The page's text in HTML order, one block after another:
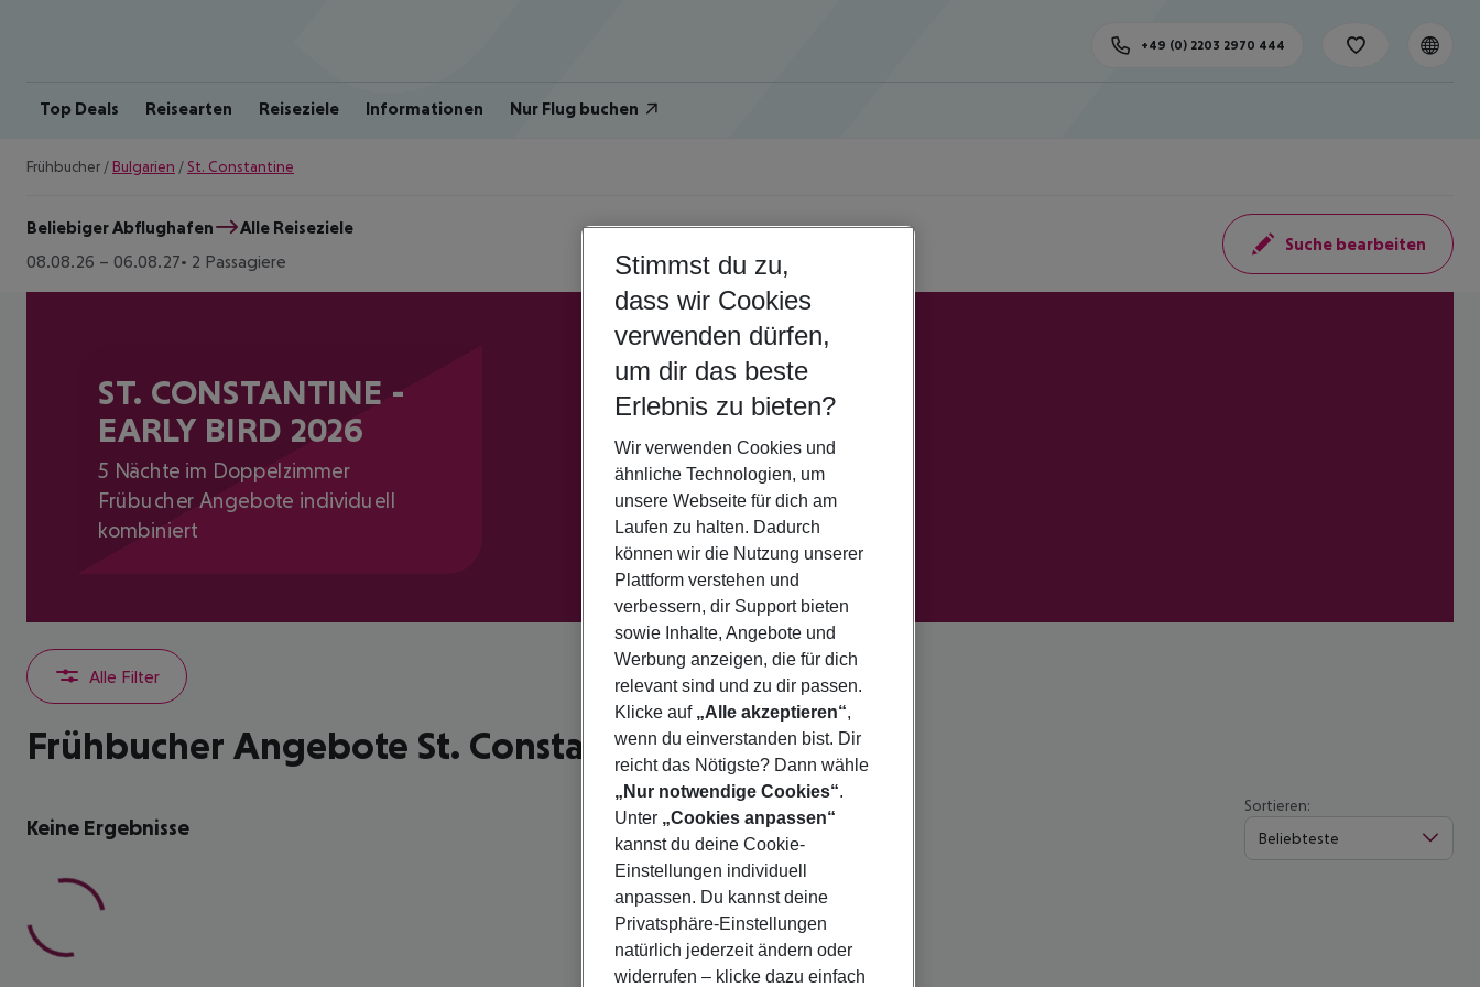
Top Deals Reisearten Reiseziele Informationen Nur Flug buchen
+49 (0) 2203 2970 444
Frühbucher / Bulgarien / St. Constantine
Beliebiger Abflughafen
Alle Reiseziele
08.08.26 – 06.08.27 2 Passagiere
Suche bearbeiten
ST. CONSTANTINE -
EARLY BIRD 2026
5 Nächte im Doppelzimmer
Frübucher Angebote individuell
kombiniert
Alle Filter
Frühbucher Angebote St. Constantine für 2026
Keine Ergebnisse
Sortieren:
Beliebteste
Stimmst du zu,
dass wir Cookies
verwenden dürfen,
um dir das beste
Erlebnis zu bieten?
Wir verwenden Cookies und
ähnliche Technologien, um
unsere Webseite für dich am
Laufen zu halten. Dadurch
können wir die Nutzung unserer
Plattform verstehen und
verbessern, dir Support bieten
sowie Inhalte, Angebote und
Werbung anzeigen, die für dich
relevant sind und zu dir passen.
Klicke auf „Alle akzeptieren“,
wenn du einverstanden bist. Dir
reicht das Nötigste? Dann wähle
„Nur notwendige Cookies“.
Unter „Cookies anpassen“
kannst du deine Cookie-
Einstellungen individuell
anpassen. Du kannst deine
Privatsphäre-Einstellungen
natürlich jederzeit ändern oder
widerrufen – klicke dazu einfach